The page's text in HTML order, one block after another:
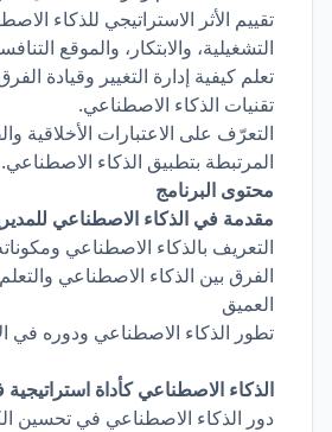
تقييم الأثر الاستراتيجي للذكاء
التشغيلية، والابتكار، والموقع
تعلم كيفية إدارة التغيير وقيادة
تقنيات الذكاء الاصطناعي.
التعرّف على الاعتبارات الأخلاقية
المرتبطة بتطبيق الذكاء الاصطناعي.
محتوى البرنامج
مقدمة في الذكاء الاصطناعي
التعريف بالذكاء الاصطناعي
الفرق بين الذكاء الاصطناعي والتعلم
العميق
تطور الذكاء الاصطناعي ودوره في
الذكاء الاصطناعي كأداة
دور الذكاء الاصطناعي في تحسين